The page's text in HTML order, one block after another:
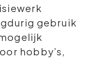
gebruik
hobby’s,